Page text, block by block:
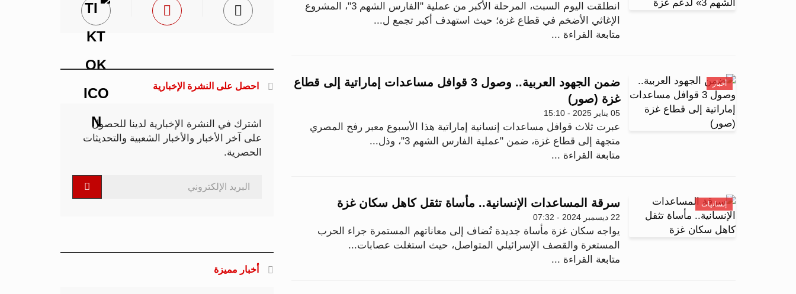
انطلقت اليوم السبت، المرحلة الأكبر من عملية "الفارس الشهم 3"، المشروع
الإغاثي الأضخم في قطاع غزة؛ حيث استهدف أكبر تجمع ل...
متابعة القراءة ...
أخبار
ضمن الجهود العربية.. وصول 3 قوافل مساعدات إماراتية إلى قطاع
غزة (صور)
05 يناير 2025 - 15:10
عبرت ثلاث قوافل مساعدات إنسانية إماراتية هذا الأسبوع معبر رفح المصري
متجهة إلى قطاع غزة، ضمن "عملية الفارس الشهم 3"، وذل...
متابعة القراءة ...
إنسانيات سرقة المساعدات الإنسانية.. مأساة تثقل كاهل سكان غزة
22 ديسمبر 2024 - 07:32
يواجه سكان غزة مأساة جديدة تُضاف إلى معاناتهم المستمرة جراء الحرب
المستعرة والقصف الإسرائيلي المتواصل، حيث استغلت عصابات...
متابعة القراءة ...
احصل على النشرة الإخبارية
اشترك في النشرة الإخبارية لدينا للحصول
على آخر الأخبار والأخبار الشعبية والتحديثات
الحصرية.
أخبار مميزة